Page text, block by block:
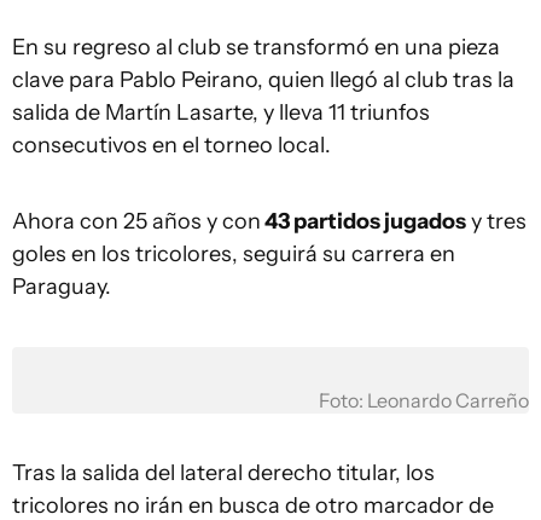
En su regreso al club se transformó en una pieza
clave para Pablo Peirano, quien llegó al club tras la
salida de Martín Lasarte, y lleva 11 triunfos
consecutivos en el torneo local.
Ahora con 25 años y con43 partidos jugadosy tres
goles en los tricolores, seguirá su carrera en
Paraguay.
Foto: Leonardo Carreño
Tras la salida del lateral derecho titular, los
tricolores no irán en busca de otro marcador de